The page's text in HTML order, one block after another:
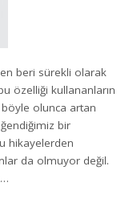
beri sürekli olarak
özelliği kullananların
böyle olunca artan
bir
hikayelerden
da olmuyor değil.